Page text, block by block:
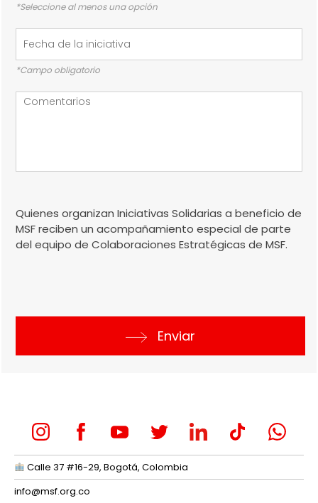
*Seleccione al menos una opción
*Campo obligatorio
Quienes organizan Iniciativas Solidarias a beneficio de
MSF reciben un acompañamiento especial de parte
del equipo de Colaboraciones Estratégicas de MSF.
Enviar
Calle 37 #16-29, Bogotá, Colombia
info@msf.org.co